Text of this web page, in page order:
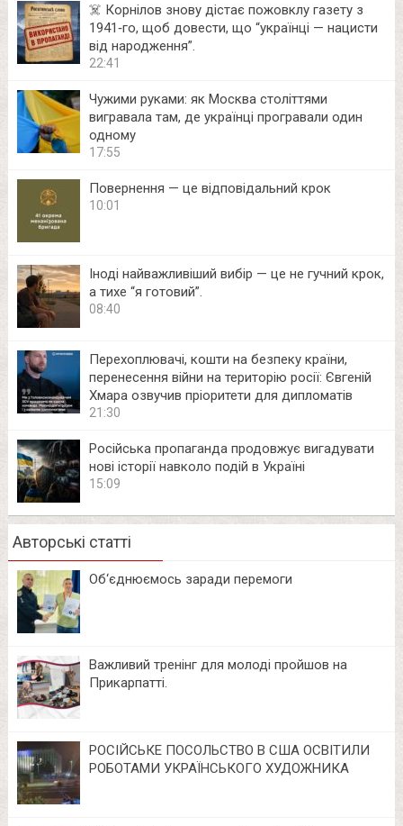
☠️ Корнілов знову дістає пожовклу газету з
1941‑го, щоб довести, що “українці — нацисти
від народження”.
22:41
Чужими руками: як Москва століттями
вигравала там, де українці програвали один
одному
17:55
Повернення — це відповідальний крок
10:01
Іноді найважливіший вибір — це не гучний крок,
а тихе “я готовий”.
08:40
Перехоплювачі, кошти на безпеку країни,
перенесення війни на територію росії: Євгеній
Хмара озвучив пріоритети для дипломатів
21:30
Російська пропаганда продовжує вигадувати
нові історії навколо подій в Україні
15:09
Авторські статті
Об‘єднюємось заради перемоги
Важливий тренінг для молоді пройшов на
Прикарпатті.
РОСІЙСЬКЕ ПОСОЛЬСТВО В США ОСВІТИЛИ
РОБОТАМИ УКРАЇНСЬКОГО ХУДОЖНИКА